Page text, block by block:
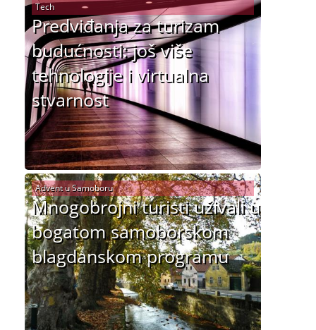
Predviđanja za turizam
budućnosti: još više
tehnologije i virtualna
stvarnost
Tech
Mnogobrojni turisti uživali u
bogatom samoborskom
blagdanskom programu
Advent u Samoboru